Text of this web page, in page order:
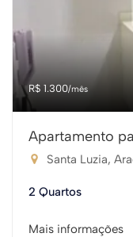
R$ 1.300/mês
Apartamento
Santa Luzia,
2 Quartos
Mais informações